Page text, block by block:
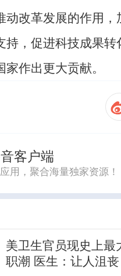
动改革发展的作用，
持，促进科技成果转
作出更大贡献。
客户端
用，聚合海量独家资源！
美卫生官员现史上最
职潮 医生：让人沮丧